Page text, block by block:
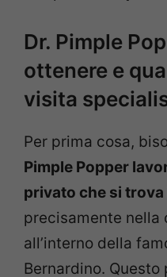
Dr. Pimple
ottenere e
visita
Per prima cosa,
Pimple Popper
privato che si
precisamente nella
all’interno della
Bernardino.